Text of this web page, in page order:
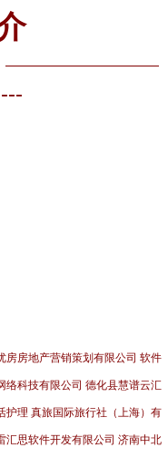
房房地产营销策划有限公司 软件
络科技有限公司 德化县慧谱云汇
护理 真旅国际旅行社（上海）有
汇思软件开发有限公司 济南中北